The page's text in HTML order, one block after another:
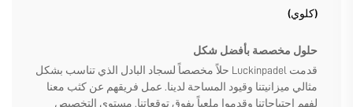
(كلوي)
حلول مخصصة بأفضل شكل
قدمت Luckinpadel حلاً مخصصاً لسجاد البادل الذي تناسب بشكل
مثالي ميزانيتنا وقيود المساحة لدينا. عمل فريقهم عن كثب معنا
لفهم احتياجاتنا وقدموا ملعباً يفوق توقعاتنا. مستوى التخصيص